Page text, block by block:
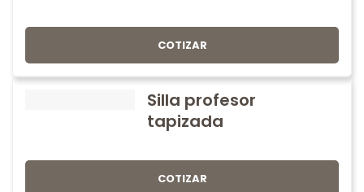
COTIZAR
Silla profesor
tapizada
COTIZAR